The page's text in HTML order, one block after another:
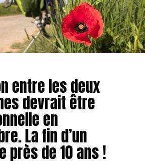
entre les deux
devrait être
en
La fin d’un
près de 10 ans !